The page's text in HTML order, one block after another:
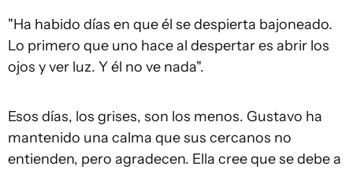
"Ha habido días en que él se despierta bajoneado.
Lo primero que uno hace al despertar es abrir los
ojos y ver luz. Y él no ve nada".
Esos días, los grises, son los menos. Gustavo ha
mantenido una calma que sus cercanos no
entienden, pero agradecen. Ella cree que se debe a